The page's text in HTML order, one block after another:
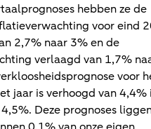
hebben ze de
voor eind
2,7% naar 3% en de
verlaagd van 1,7%
voor
jaar is verhoogd van 4,4%
Deze prognoses